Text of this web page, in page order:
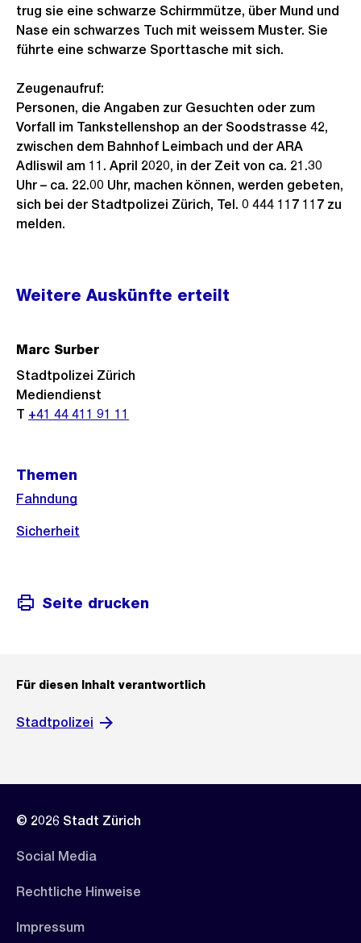
trug sie eine schwarze Schirmmütze, über Mund und
Nase ein schwarzes Tuch mit weissem Muster. Sie
führte eine schwarze Sporttasche mit sich.
Zeugenaufruf:
Personen, die Angaben zur Gesuchten oder zum
Vorfall im Tankstellenshop an der Soodstrasse 42,
zwischen dem Bahnhof Leimbach und der ARA
Adliswil am 11. April 2020, in der Zeit von ca. 21.30
Uhr – ca. 22.00 Uhr, machen können, werden gebeten,
sich bei der Stadtpolizei Zürich, Tel. 0 444 117 117 zu
melden.
Weitere
Informationen
Weitere Auskünfte erteilt
Marc Surber
Stadtpolizei Zürich
Mediendienst
T +41 44 411 91 11
Themen
Fahndung
Sicherheit
Seite drucken
Für diesen Inhalt verantwortlich
Stadtpolizei
© 2026 Stadt Zürich
Social Media
Rechtliche Hinweise
Impressum